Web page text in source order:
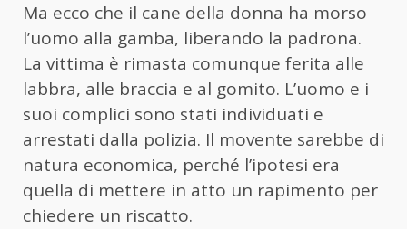
Ma ecco che il cane della donna ha morso
l’uomo alla gamba, liberando la padrona.
La vittima è rimasta comunque ferita alle
labbra, alle braccia e al gomito. L’uomo e i
suoi complici sono stati individuati e
arrestati dalla polizia. Il movente sarebbe di
natura economica, perché l’ipotesi era
quella di mettere in atto un rapimento per
chiedere un riscatto.